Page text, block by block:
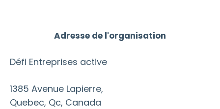
Adresse de l'organisation
Défi Entreprises active
1385 Avenue Lapierre,
Quebec, Qc, Canada